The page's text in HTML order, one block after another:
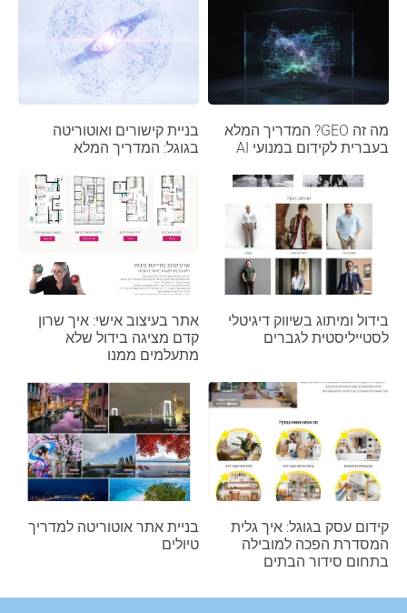
מה זה GEO? המדריך המלא
בעברית לקידום במנועי AI
בניית קישורים ואוטוריטה
בגוגל: המדריך המלא
בידול ומיתוג בשיווק דיגיטלי
לסטייליסטית לגברים
אתר בעיצוב אישי: איך שרון
קדם מציגה בידול שלא
מתעלמים ממנו
קידום עסק בגוגל: איך גלית
המסדרת הפכה למובילה
בתחום סידור הבתים
בניית אתר אוטוריטה למדריך
טיולים